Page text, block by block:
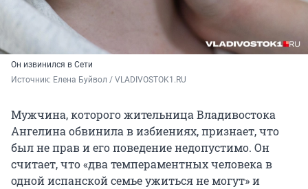
Он извинился в Сети
Источник: Елена Буйвол / VLADIVOSTOK1.RU
Мужчина, которого жительница Владивостока
Ангелина обвинила в избиениях, признает, что
был не прав и его поведение недопустимо. Он
считает, что «два темпераментных человека в
одной испанской семье ужиться не могут» и